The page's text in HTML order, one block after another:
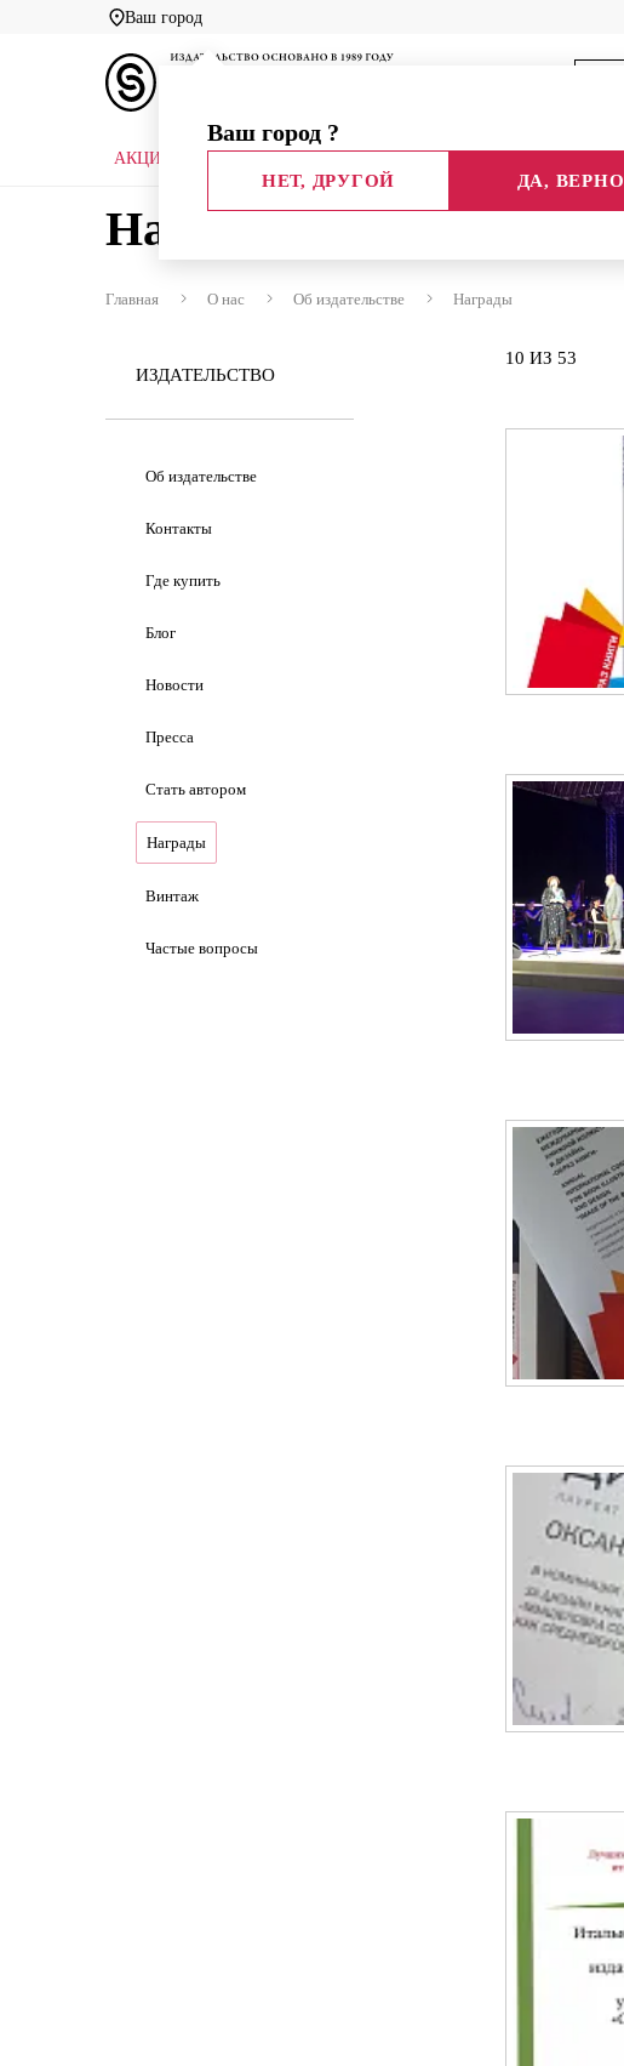
Ваш город
Ваш город ?
НЕТ, ДРУГОЙ ДА, ВЕРНО
АКЦИИ
Награды
Главная О нас Об издательстве Награды
ИЗДАТЕЛЬСТВО
Об издательстве
Контакты
Где купить
Блог
Новости
Пресса
Стать автором
Награды
Винтаж
Частые вопросы
10 ИЗ 53